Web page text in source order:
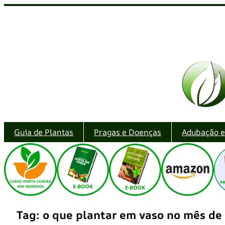
Guia de Plantas Pragas e Doenças Adubação
Tag: o que plantar em vaso no mês